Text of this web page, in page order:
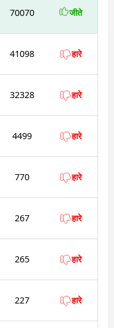
70070 जीते
41098 हारे
32328 हारे
4499 हारे
770 हारे
267 हारे
265 हारे
227 हारे